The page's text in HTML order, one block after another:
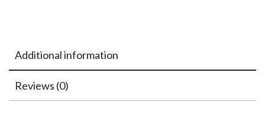
Additional information
Reviews (0)